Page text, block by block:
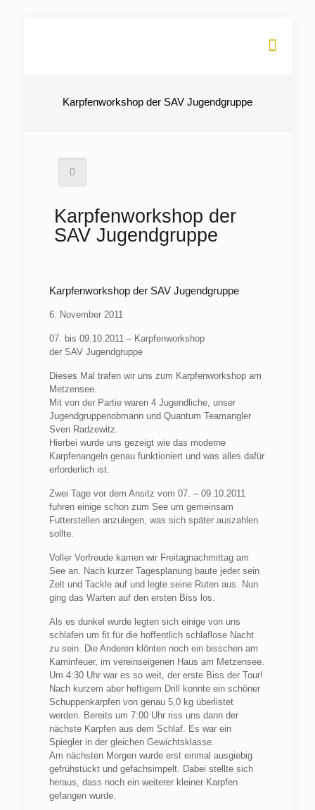
Karpfenworkshop der SAV Jugendgruppe
Karpfenworkshop der
SAV Jugendgruppe
Karpfenworkshop der SAV Jugendgruppe
6. November 2011
07. bis 09.10.2011 – Karpfenworkshop
der SAVJugendgruppe
Dieses Mal trafen wir uns zum Karpfenworkshop am
Metzensee.
Mit von der Partie waren 4 Jugendliche, unser
Jugendgruppenobmann und Quantum Teamangler
Sven Radzewitz.
Hierbei wurde uns gezeigt wie das moderne
Karpfenangeln genau funktioniert und was alles dafür
erforderlich ist.
Zwei Tage vor dem Ansitz vom 07. – 09.10.2011
fuhren einige schon zum See um gemeinsam
Futterstellen anzulegen, was sich später auszahlen
sollte.
Voller Vorfreude kamen wir Freitagnachmittag am
See an. Nach kurzer Tagesplanung baute jeder sein
Zelt und Tackle auf und legte seine Ruten aus. Nun
ging das Warten auf den ersten Biss los.
Als es dunkel wurde legten sich einige von uns
schlafen um fit für die hoffentlich schlaflose Nacht
zu sein. Die Anderen klönten noch ein bisschen am
Kaminfeuer, im vereinseigenen Haus am Metzensee.
Um 4:30 Uhr war es so weit, der erste Biss der Tour!
Nach kurzem aber heftigem Drill konnte ein schöner
Schuppenkarpfen von genau 5,0 kg überlistet
werden. Bereits um 7:00 Uhr riss uns dann der
nächste Karpfen aus dem Schlaf. Es war ein
Spiegler in der gleichen Gewichtsklasse.
Am nächsten Morgen wurde erst einmal ausgiebig
gefrühstückt und gefachsimpelt. Dabei stellte sich
heraus, dass noch ein weiterer kleiner Karpfen
gefangen wurde.